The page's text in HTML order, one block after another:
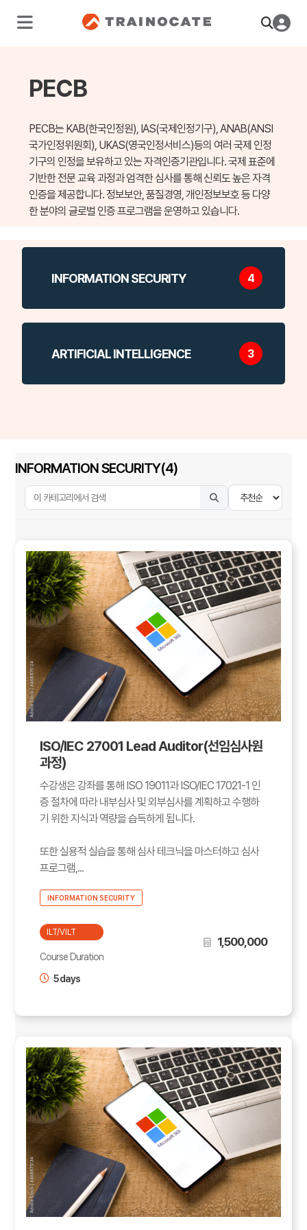
PECB
PECB는 KAB(한국인정원), IAS(국제인정기구), ANAB(ANSI
국가인정위원회), UKAS(영국인정서비스)등의 여러 국제 인정
기구의 인정을 보유하고 있는 자격인증기관입니다.국제 표준에
기반한 전문 교육 과정과 엄격한 심사를 통해 신뢰도 높은 자격
인증을 제공합니다. 정보보안, 품질경영, 개인정보보호 등 다양
한 분야의 글로벌 인증 프로그램을 운영하고 있습니다.
INFORMATION SECURITY 4
ARTIFICIAL INTELLIGENCE 3
INFORMATION SECURITY(4)
ISO/IEC 27001 Lead Auditor(선임심사원
과정)
수강생은 강좌를 통해 ISO 19011과 ISO/IEC 17021-1 인
증 절차에 따라 내부심사 및 외부심사를 계획하고 수행하
기 위한 지식과 역량을 습득하게 됩니다.
또한 실용적 실습을 통해 심사 테크닉을 마스터하고 심사
프로그램,...
INFORMATION SECURITY
ILT/VILT
Course Duration
5 days
1,500,000